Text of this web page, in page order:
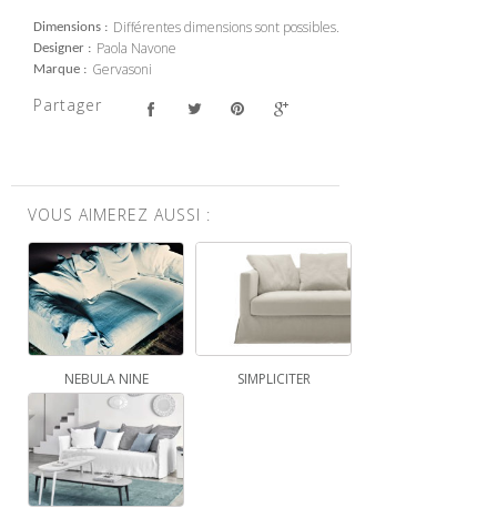
Dimensions Différentes dimensions sont possibles.
Designer Paola Navone
Marque Gervasoni
Partager
VOUS AIMEREZ AUSSI :
NEBULA NINE SIMPLICITER